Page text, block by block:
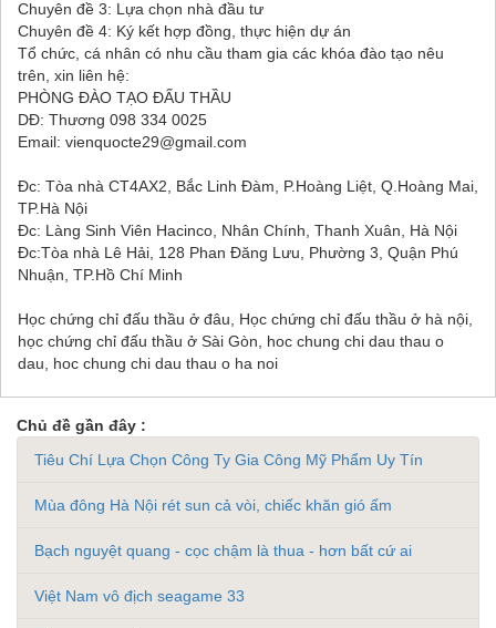
Chuyên đề 3: Lựa chọn nhà đầu tư
Chuyên đề 4: Ký kết hợp đồng, thực hiện dự án
Tổ chức, cá nhân có nhu cầu tham gia các khóa đào tạo nêu
trên, xin liên hệ:
PHÒNG ĐÀO TẠO ĐẤU THẦU
DĐ: Thương 098 334 0025
Email: vienquocte29@gmail.com
Đc: Tòa nhà CT4AX2, Bắc Linh Đàm, P.Hoàng Liệt, Q.Hoàng Mai,
TP.Hà Nội
Đc: Làng Sinh Viên Hacinco, Nhân Chính, Thanh Xuân, Hà Nội
Đc:Tòa nhà Lê Hải, 128 Phan Đăng Lưu, Phường 3, Quận Phú
Nhuận, TP.Hồ Chí Minh
Học chứng chỉ đấu thầu ở đâu, Học chứng chỉ đấu thầu ở hà nội,
học chứng chỉ đấu thầu ở Sài Gòn, hoc chung chi dau thau o
dau, hoc chung chi dau thau o ha noi
Chủ đề gần đây :
Tiêu Chí Lựa Chọn Công Ty Gia Công Mỹ Phẩm Uy Tín
Mùa đông Hà Nội rét sun cả vòi, chiếc khăn gió ấm
Bạch nguyệt quang - cọc chậm là thua - hơn bất cứ ai
Việt Nam vô địch seagame 33